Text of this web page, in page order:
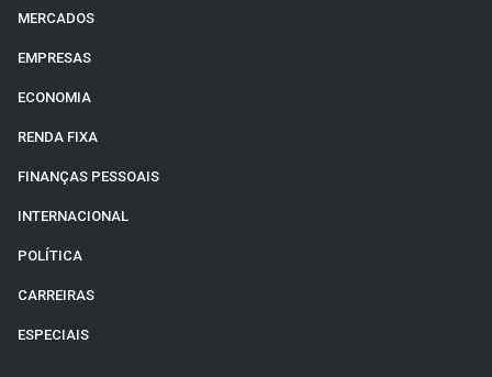
MERCADOS
EMPRESAS
ECONOMIA
RENDA FIXA
FINANÇAS PESSOAIS
INTERNACIONAL
POLÍTICA
CARREIRAS
ESPECIAIS